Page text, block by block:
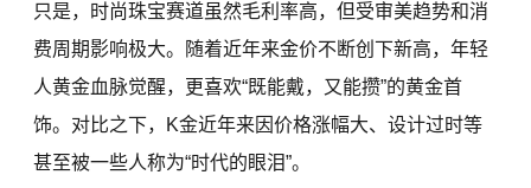
只是，时尚珠宝赛道虽然毛利率高，但受审美趋势和消
费周期影响极大。随着近年来金价不断创下新高，年轻
人黄金血脉觉醒，更喜欢“既能戴，又能攒”的黄金首
饰。对比之下，K金近年来因价格涨幅大、设计过时等
甚至被一些人称为“时代的眼泪”。